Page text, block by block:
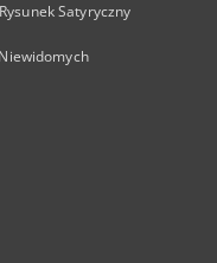
Satyryczny